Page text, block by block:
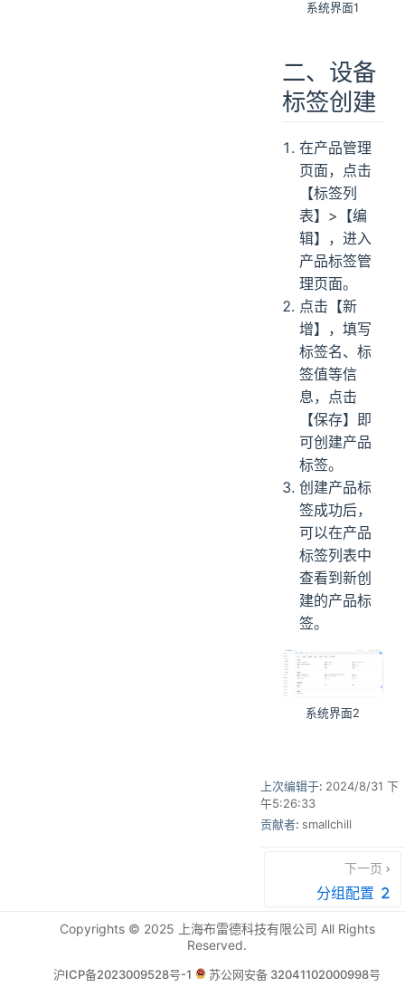
系统界面1
二、设备
标签创建
在产品管理
页面，点击
【标签列
表】>【编
辑】，进入
产品标签管
理页面。
点击【新
增】，填写
标签名、标
签值等信
息，点击
【保存】即
可创建产品
标签。
创建产品标
签成功后，
可以在产品
标签列表中
查看到新创
建的产品标
签。
系统界面2
上次编辑于: 2024/8/31 下
午5:26:33
贡献者: smallchill
下一页
分组配置
Copyrights © 2025 上海布雷德科技有限公司 All Rights
Reserved.
沪ICP备2023009528号-1 苏公网安备 32041102000998号